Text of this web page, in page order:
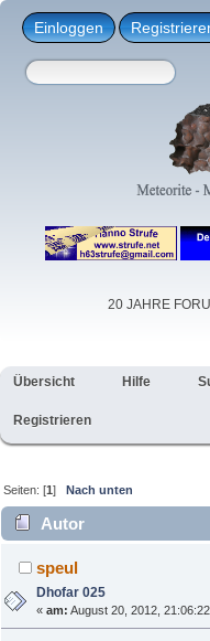
Einloggen
20 JAHRE
Übersicht Hilfe
Registrieren
Seiten: [1]Nach unten
Autor
mal)
speul
Dhofar 025
«am: August 20, 2012,